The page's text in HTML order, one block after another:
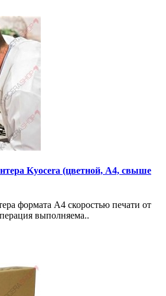
Kyocera (цветной, A4, свыше
формата A4 скоростью печати от
выполняема..